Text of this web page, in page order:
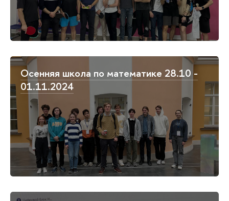
Осенняя школа по математике 28.10 -
01.11.2024